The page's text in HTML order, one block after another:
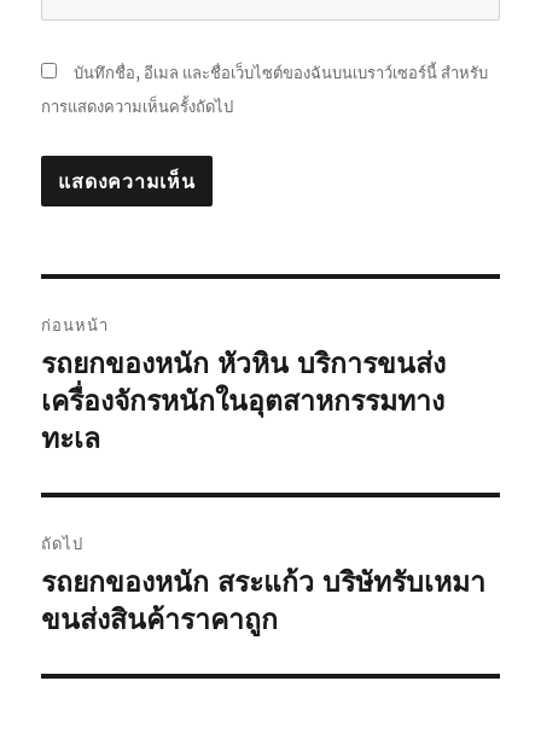
บันทึกชื่อ, อีเมล และชื่อเว็บไซต์ของฉันบนเบราว์เซอร์นี้ สำหรับ
การแสดงความเห็นครั้งถัดไป
เรื่อง
ก่อนหน้า
เรื่อง
ก่อน
หน้า:
รถยกของหนัก หัวหิน บริการขนส่ง
เครื่องจักรหนักในอุตสาหกรรมทาง
ทะเล
ถัดไป
เรื่อง
ต่อ
รถยกของหนัก สระแก้ว บริษัทรับเหมา
ขนส่งสินค้าราคาถูก